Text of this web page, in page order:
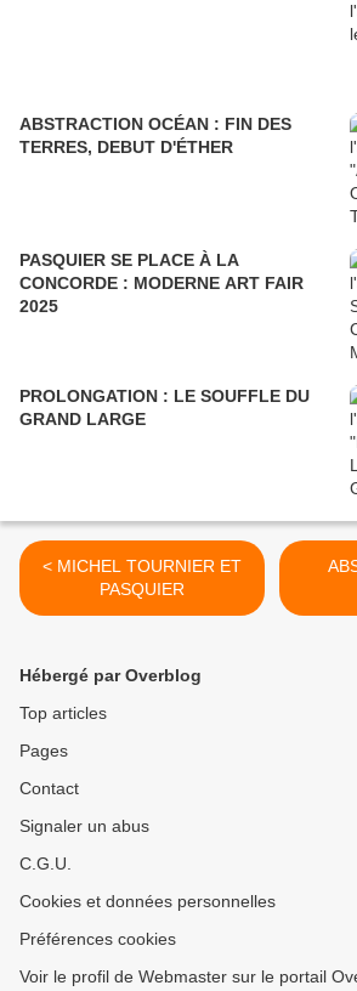
ABSTRACTION OCÉAN : FIN DES
TERRES, DEBUT D'ÉTHER
PASQUIER SE PLACE À LA
CONCORDE : MODERNE ART FAIR
2025
PROLONGATION : LE SOUFFLE DU
GRAND LARGE
< MICHEL TOURNIER ET
PASQUIER
Hébergé par Overblog
Top articles
Pages
Contact
Signaler un abus
C.G.U.
Cookies et données personnelles
Préférences cookies
Voir le profil de Webmaster sur le portail